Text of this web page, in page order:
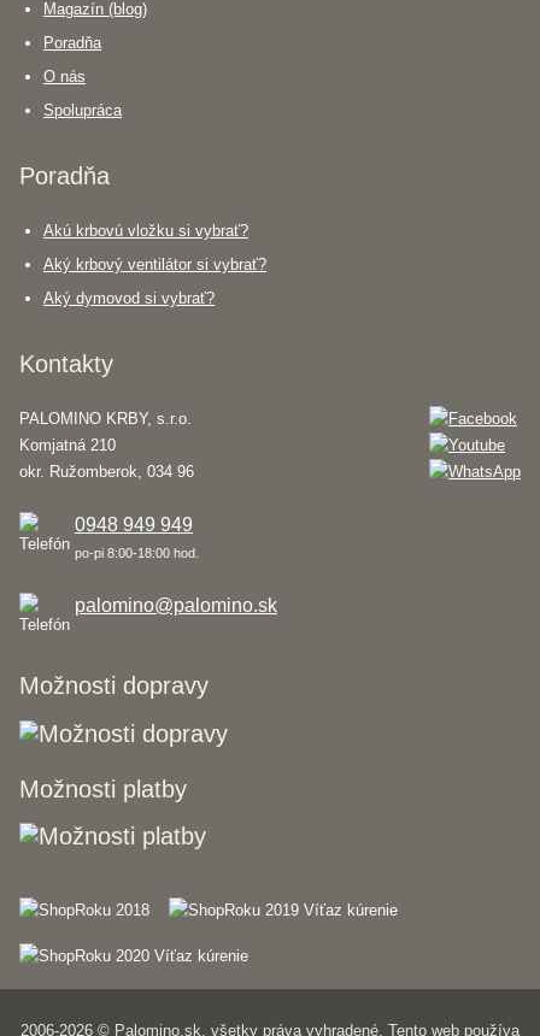
Magazín (blog)
Poradňa
O nás
Spolupráca
Poradňa
Akú krbovú vložku si vybrať?
Aký krbový ventilátor si vybrať?
Aký dymovod si vybrať?
Kontakty
PALOMINO KRBY, s.r.o.
Komjatná 210
okr. Ružomberok, 034 96
0948 949 949
po-pi 8:00-18:00 hod.
palomino@palomino.sk
Možnosti dopravy
Možnosti platby
2006-2026 © Palomino.sk, všetky práva vyhradené. Tento web používa